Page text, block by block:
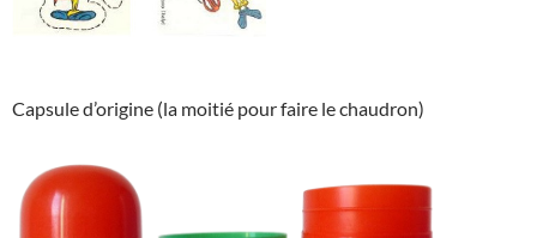
Capsule d’origine (la moitié pour faire le chaudron)